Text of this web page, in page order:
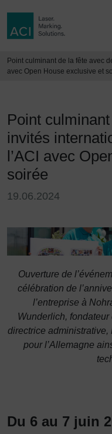
Point culminant de la fête avec
avec Open House exclusive et
Point
invités
l’ACI avec
soirée
19.06.2024
Ouverture de
célébration de
l’entreprise à
Wunderlich,
directrice administrative,
pour l’Allemagne
Du 6 au 7 juin